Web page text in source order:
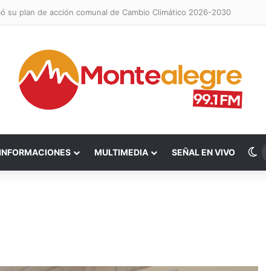
su plan de acción comunal de Cambio Climático 2026-2030
MULTIMEDIA SEÑAL EN VIVO